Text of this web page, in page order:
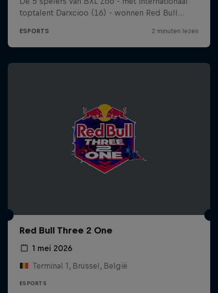
Red Bull Three 2 One
1 mei 2026
Terminal 1, Brussel, België
ESPORTS